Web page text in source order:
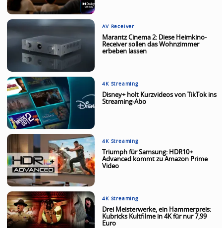
AV Receiver
Marantz Cinema 2: Diese Heimkino-
Receiver sollen das Wohnzimmer
erbeben lassen
4K Streaming
Disney+ holt Kurzvideos von TikTok ins
Streaming-Abo
4K Streaming
Triumph für Samsung: HDR10+
Advanced kommt zu Amazon Prime
Video
4K Streaming
Drei Meisterwerke, ein Hammerpreis:
Kubricks Kultfilme in 4K für nur 7,99
Euro